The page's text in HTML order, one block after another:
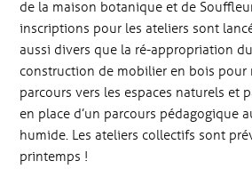
de la maison botanique et de
inscriptions pour les ateliers sont
aussi divers que la ré-appropriation
construction de mobilier en bois pour
parcours vers les espaces naturels et
en place d’un parcours pédagogique
humide. Les ateliers collectifs sont
printemps !